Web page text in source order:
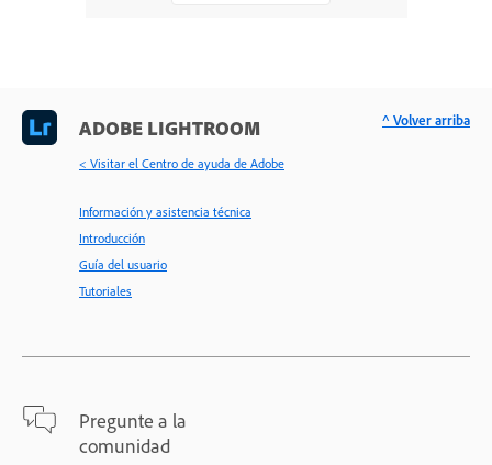
ADOBE LIGHTROOM
< Visitar el Centro de ayuda de Adobe
Información y asistencia técnica
Introducción
Guía del usuario
Tutoriales
Pregunte a la
comunidad
^ Volver arriba